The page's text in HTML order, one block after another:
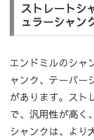
ストレートシ
ュラーシャン
エンドミルのシャ
ャンク、テーパー
があります。スト
で、汎用性が高く
シャンクは、より